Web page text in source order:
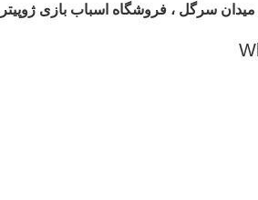
سرگل ، فروشگاه اسباب بازی ژوپیتر